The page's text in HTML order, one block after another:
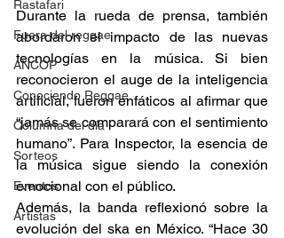
Rastafari
Fuera del reggae
ANCOP
Conociendo Reggae
Columna del día
Sorteos
Eventos
Artistas
Durante la rueda de prensa, también
abordaron el impacto de las nuevas
tecnologías en la música. Si bien
reconocieron el auge de la inteligencia
artificial, fueron enfáticos al afirmar que
“jamás se comparará con el sentimiento
humano”. Para Inspector, la esencia de
la música sigue siendo la conexión
emocional con el público.
Además, la banda reflexionó sobre la
evolución del ska en México. “Hace 30